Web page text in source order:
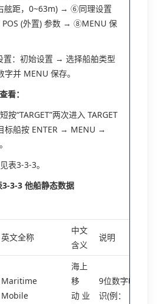
舷距，0~63m) → ⑥同理设置
POS (外置) 参数 → ⑧MENU 保
置：初始设置 → 选择船舶类型
并 MENU 保存。
看：
“TARGET”两次进入 TARGET
标船按 ENTER → MENU →
表3-3-3。
3-3-3 他船静态数据
英文全称
中文
含义
说明
Maritime
Mobile
海上
移
动 业
9位数字唯一标
识(例：